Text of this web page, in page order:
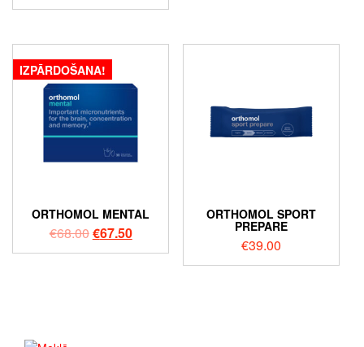
IZPĀRDOŠANA!
ORTHOMOL MENTAL
€68.00€67.50
ORTHOMOL SPORT
PREPARE
€39.00